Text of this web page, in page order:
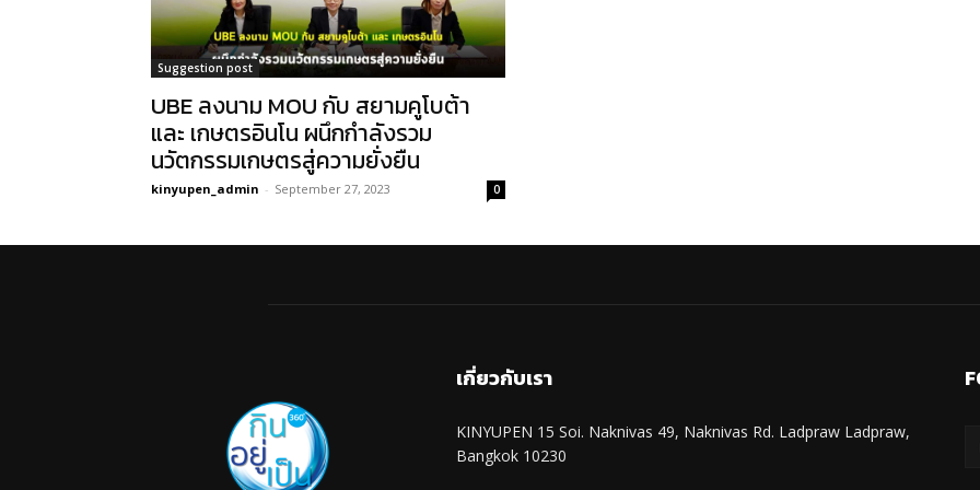
Suggestion post
UBE ลงนาม MOU กับ สยามคูโบต้า
และ เกษตรอินโน ผนึกกำลังรวม
นวัตกรรมเกษตรสู่ความยั่งยืน
kinyupen_admin - September 27, 2023 0
เกี่ยวกับเรา
KINYUPEN 15 Soi. Naknivas 49, Naknivas Rd. Ladpraw Ladpraw,
Bangkok 10230